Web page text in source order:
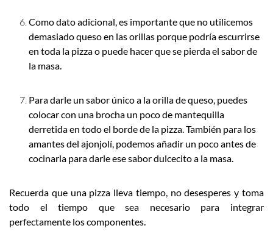
Como dato adicional, es importante que no utilicemos
demasiado queso en las orillas porque podría escurrirse
en toda la pizza o puede hacer que se pierda el sabor de
la masa.
Para darle un sabor único a la orilla de queso, puedes
colocar con una brocha un poco de mantequilla
derretida en todo el borde de la pizza. También para los
amantes del ajonjolí, podemos añadir un poco antes de
cocinarla para darle ese sabor dulcecito a la masa.
Recuerda que una pizza lleva tiempo, no desesperes y toma
todo el tiempo que sea necesario para integrar
perfectamente los componentes.